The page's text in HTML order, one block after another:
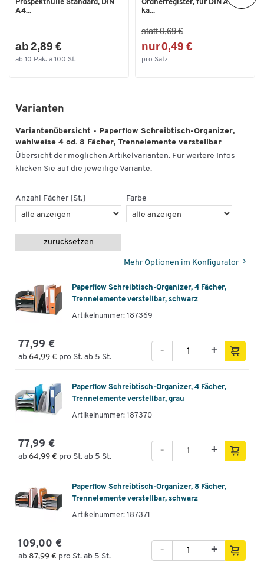
Prospekthülle Standard, DIN
A4...
ab 2,89 €
ab 10 Pak. à 100 St.
Ordnerregister, für DIN A4,
ka...
statt 0,69 €
nur 0,49 €
pro Satz
Varianten
Variantenübersicht - Paperflow Schreibtisch-Organizer,
wahlweise 4 od. 8 Fächer, Trennelemente verstellbar
Übersicht der möglichen Artikelvarianten. Für weitere Infos
klicken Sie auf die jeweilige Variante.
Anzahl Fächer [St.] Farbe
zurücksetzen
Mehr Optionen im Konfigurator
Paperflow Schreibtisch-Organizer, 4 Fächer,
Trennelemente verstellbar, schwarz
Artikelnummer: 187369
77,99 €
ab 64,99 € pro St. ab 5 St.
+
-
Paperflow Schreibtisch-Organizer, 4 Fächer,
Trennelemente verstellbar, grau
Artikelnummer: 187370
77,99 €
ab 64,99 € pro St. ab 5 St.
+
-
Paperflow Schreibtisch-Organizer, 8 Fächer,
Trennelemente verstellbar, schwarz
Artikelnummer: 187371
109,00 €
ab 87,99 € pro St. ab 5 St.
+
-